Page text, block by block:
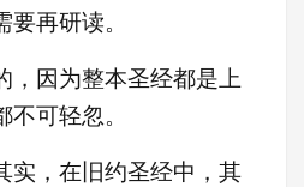
再研读。
，因为整本圣经都是上
可轻忽。
实，在旧约圣经中，其